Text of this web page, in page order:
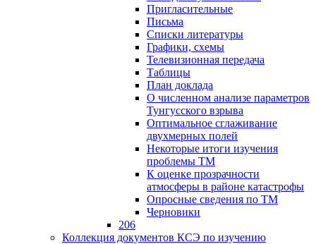
Пригласительные
Письма
Списки литературы
Графики, схемы
Телевизионная передача
Таблицы
План доклада
О численном анализе параметров
Тунгусского взрыва
Оптимальное сглаживание
двухмерных полей
Некоторые итоги изучения
проблемы ТМ
К оценке прозрачности
атмосферы в районе катастрофы
Опросные сведения по ТМ
Черновики
206
Коллекция документов КСЭ по изучению